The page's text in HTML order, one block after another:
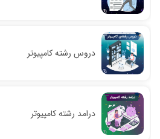
دروس رشته کامپیوتر
درامد رشته کامپیوتر